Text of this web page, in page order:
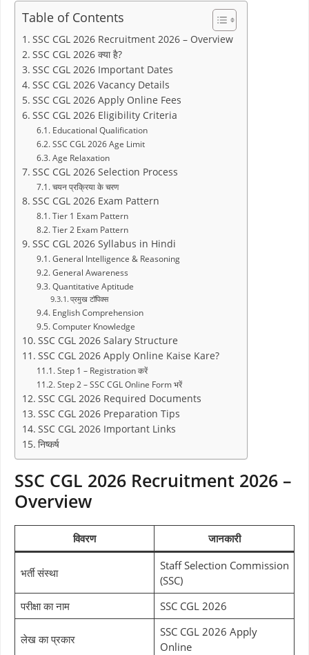
Table of Contents
SSC CGL 2026 Recruitment 2026 – Overview
SSC CGL 2026 क्या है?
SSC CGL 2026 Important Dates
SSC CGL 2026 Vacancy Details
SSC CGL 2026 Apply Online Fees
SSC CGL 2026 Eligibility Criteria
Educational Qualification
SSC CGL 2026 Age Limit
Age Relaxation
SSC CGL 2026 Selection Process
चयन प्रक्रिया के चरण
SSC CGL 2026 Exam Pattern
Tier 1 Exam Pattern
Tier 2 Exam Pattern
SSC CGL 2026 Syllabus in Hindi
General Intelligence & Reasoning
General Awareness
Quantitative Aptitude
प्रमुख टॉपिक्स
English Comprehension
Computer Knowledge
SSC CGL 2026 Salary Structure
SSC CGL 2026 Apply Online Kaise Kare?
Step 1 – Registration करें
Step 2 – SSC CGL Online Form भरें
SSC CGL 2026 Required Documents
SSC CGL 2026 Preparation Tips
SSC CGL 2026 Important Links
निष्कर्ष
SSC CGL 2026 Recruitment 2026 –
Overview
विवरण जानकारी
भर्ती संस्था
Staff Selection Commission
(SSC)
परीक्षा का नाम
SSC CGL 2026
लेख का प्रकार
SSC CGL 2026 Apply
Online